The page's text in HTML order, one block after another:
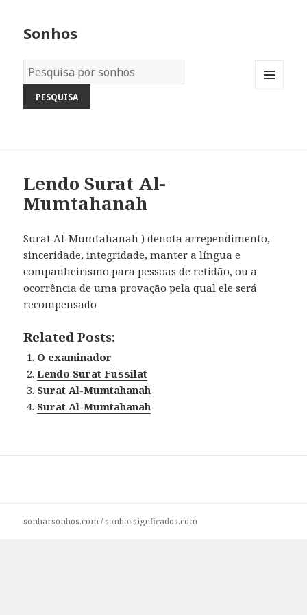
Sonhos
Dicionário
dos
Sonhos:
Lendo Surat Al-
Mumtahanah
Surat Al-Mumtahanah ) denota arrependimento,
sinceridade, integridade, manter a língua e
companheirismo para pessoas de retidão, ou a
ocorrência de uma provação pela qual ele será
recompensado
Related Posts:
O examinador
Lendo Surat Fussilat
Surat Al-Mumtahanah
Surat Al-Mumtahanah
sonharsonhos.com/sonhossignficados.com